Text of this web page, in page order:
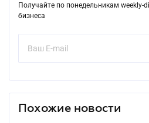
Получайте по понедельникам weekly-
бизнеса
Похожие новости